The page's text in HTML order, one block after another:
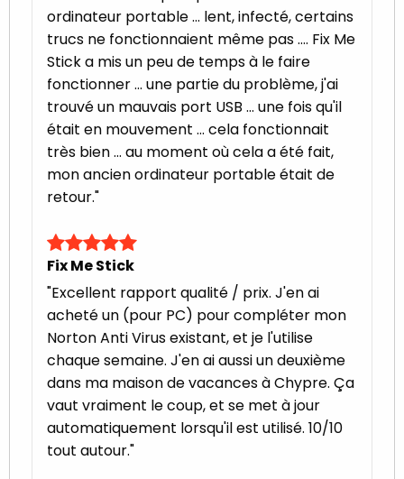
ordinateur portable ... lent, infecté, certains
trucs ne fonctionnaient même pas .... Fix Me
Stick a mis un peu de temps à le faire
fonctionner ... une partie du problème, j'ai
trouvé un mauvais port USB ... une fois qu'il
était en mouvement ... cela fonctionnait
très bien ... au moment où cela a été fait,
mon ancien ordinateur portable était de
retour."
Fix Me Stick
"Excellent rapport qualité / prix. J'en ai
acheté un (pour PC) pour compléter mon
Norton Anti Virus existant, et je l'utilise
chaque semaine. J'en ai aussi un deuxième
dans ma maison de vacances à Chypre. Ça
vaut vraiment le coup, et se met à jour
automatiquement lorsqu'il est utilisé. 10/10
tout autour."